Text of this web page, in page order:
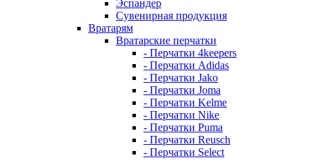
Эспандер
Сувенирная продукция
Вратарям
Вратарские перчатки
- Перчатки 4keepers
- Перчатки Adidas
- Перчатки Jako
- Перчатки Joma
- Перчатки Kelme
- Перчатки Nike
- Перчатки Puma
- Перчатки Reusch
- Перчатки Select